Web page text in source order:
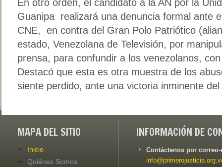
En otro orden, el candidato a la AN por la
Guanipa realizará una denuncia formal ante
CNE, en contra del Gran Polo Patriótico
estado, Venezolana de Televisión, por
prensa, para confundir a los venezolanos,
Destacó que esta es otra muestra de los
siente perdido, ante una victoria inminente
MAPA DEL SITIO
Inicio
Quiénes Somos
INFORMACIÓN DE
Contáctenos por